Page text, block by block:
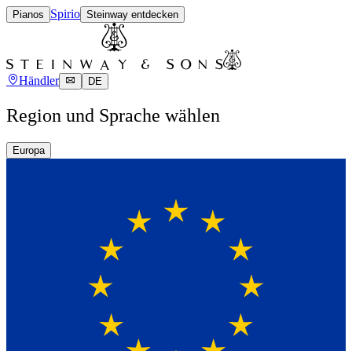
Pianos Spirio Steinway entdecken
Händler DE
Region und Sprache wählen
Europa